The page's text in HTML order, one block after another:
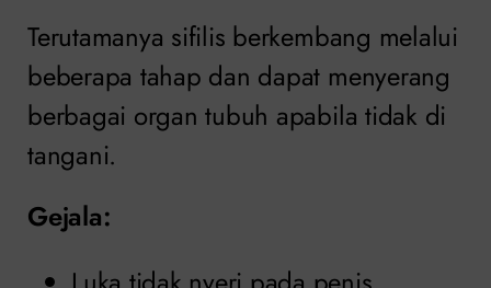
Terutamanya sifilis berkembang melalui
beberapa tahap dan dapat menyerang
berbagai organ tubuh apabila tidak di
tangani.
Gejala: